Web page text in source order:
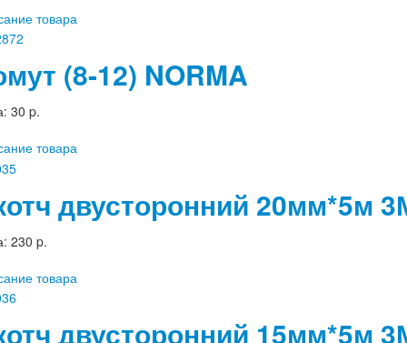
товара
(8-12) NORMA
30 p.
товара
двусторонний 20мм*5м
230 p.
товара
двусторонний 15мм*5м